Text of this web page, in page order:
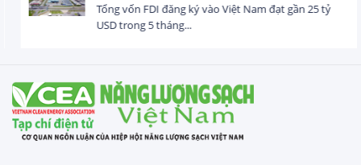
Tổng vốn FDI đăng ký vào Việt Nam đạt gần 25 tỷ
USD trong 5 tháng...